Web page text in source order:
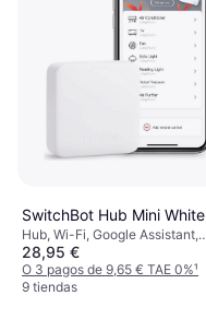
SwitchBot Hub Mini White
Hub, Wi-Fi, Google Assistant,
Google Home, Amazon Alexa,
Samsung SmartThings, IFTTT
28,95 €
O 3 pagos de 9,65 € TAE 0%¹
9 tiendas